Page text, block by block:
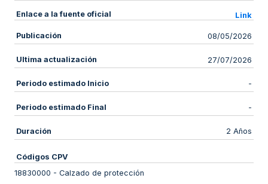
Enlace a la fuente oficial Link
Publicación 08/05/2026
Ultima actualización 27/07/2026
Periodo estimado Inicio -
Periodo estimado Final -
Duración 2 Años
Códigos CPV
18830000 - Calzado de protección